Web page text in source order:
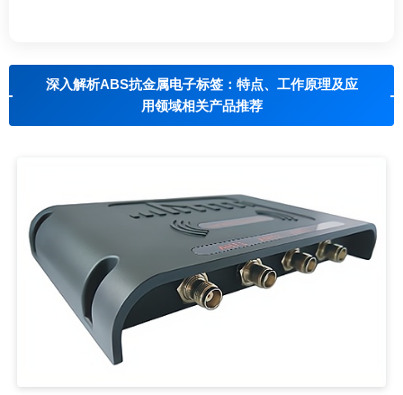
深入解析ABS抗金属电子标签：特点、工作原理及应
用领域相关产品推荐